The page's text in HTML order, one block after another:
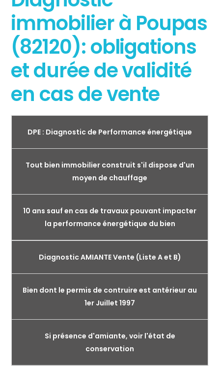
immobilier à Poupas
(82120): obligations
et durée de validité
en cas de vente
DPE : Diagnostic de Performance énergétique
Tout bien immobilier construit s'il dispose d'un
moyen de chauffage
10 ans sauf en cas de travaux pouvant impacter
la performance énergétique du bien
Diagnostic AMIANTE Vente (Liste A et B)
Bien dont le permis de contruire est antérieur au
1er Juillet 1997
Si présence d'amiante, voir l'état de
conservation